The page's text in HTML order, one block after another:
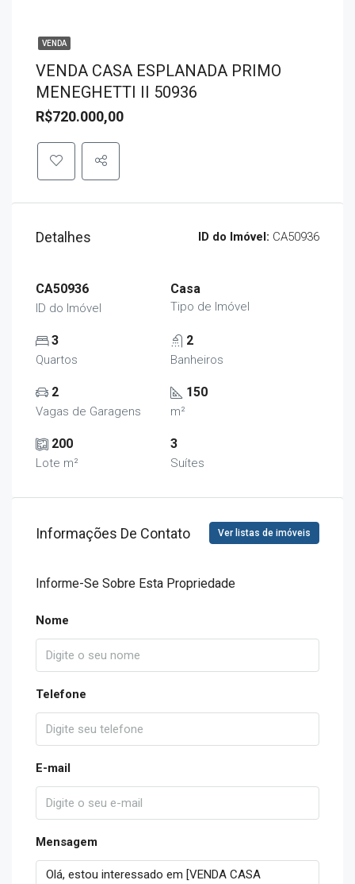
VENDA
VENDA CASA ESPLANADA PRIMO
MENEGHETTI II 50936
R$720.000,00
Detalhes ID do Imóvel: CA50936
CA50936
ID do Imóvel
Casa
Tipo de Imóvel
3
Quartos
2
Banheiros
2
Vagas de Garagens
150
m²
200
Lote m²
3
Suítes
Informações De Contato Ver listas de imóveis
Informe-Se Sobre Esta Propriedade
Nome
Telefone
E-mail
Mensagem